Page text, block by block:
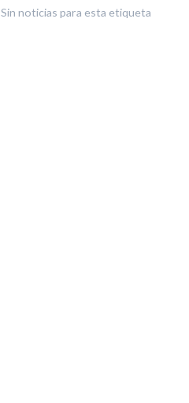
Sin noticias para esta etiqueta